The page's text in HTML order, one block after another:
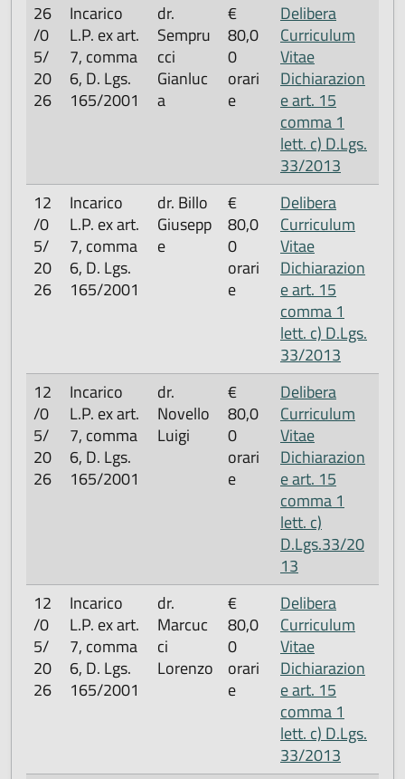
26
/0
5/
20
26
Incarico
L.P. ex art.
7, comma
6, D. Lgs.
165/2001
dr.
Sempru
cci
Gianluc
a
€
80,0
0
orari
e
Delibera
Curriculum
Vitae
Dichiarazion
e art. 15
comma 1
lett. c) D.Lgs.
33/2013
12
/0
5/
20
26
Incarico
L.P. ex art.
7, comma
6, D. Lgs.
165/2001
dr. Billo
Giusepp
e
€
80,0
0
orari
e
Delibera
Curriculum
Vitae
Dichiarazion
e art. 15
comma 1
lett. c) D.Lgs.
33/2013
12
/0
5/
20
26
Incarico
L.P. ex art.
7, comma
6, D. Lgs.
165/2001
dr.
Novello
Luigi
€
80,0
0
orari
e
Delibera
Curriculum
Vitae
Dichiarazion
e art. 15
comma 1
lett. c)
D.Lgs.33/20
13
12
/0
5/
20
26
Incarico
L.P. ex art.
7, comma
6, D. Lgs.
165/2001
dr.
Marcuc
ci
Lorenzo
€
80,0
0
orari
e
Delibera
Curriculum
Vitae
Dichiarazion
e art. 15
comma 1
lett. c) D.Lgs.
33/2013